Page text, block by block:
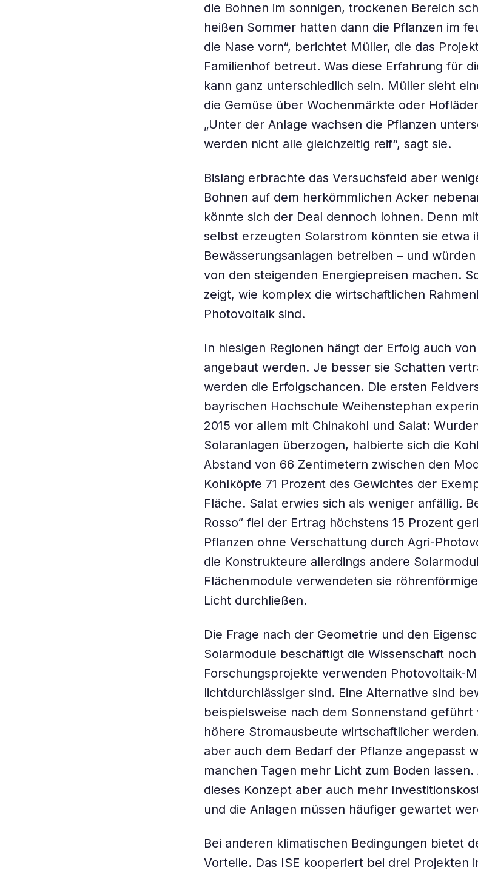
die Bohnen im sonnigen, trockenen Bereich
heißen Sommer hatten dann die Pflanzen im
die Nase vorn“, berichtet Müller, die das
Familienhof betreut. Was diese Erfahrung für
kann ganz unterschiedlich sein. Müller sieht
die Gemüse über Wochenmärkte oder
„Unter der Anlage wachsen die Pflanzen
werden nicht alle gleichzeitig reif“, sagt sie.
Bislang erbrachte das Versuchsfeld aber
Bohnen auf dem herkömmlichen Acker
könnte sich der Deal dennoch lohnen. Denn
selbst erzeugten Solarstrom könnten sie etwa
Bewässerungsanlagen betreiben – und
von den steigenden Energiepreisen machen.
zeigt, wie komplex die wirtschaftlichen
Photovoltaik sind.
In hiesigen Regionen hängt der Erfolg auch
angebaut werden. Je besser sie Schatten
werden die Erfolgschancen. Die ersten
bayrischen Hochschule Weihenstephan
2015 vor allem mit Chinakohl und Salat:
Solaranlagen überzogen, halbierte sich die
Abstand von 66 Zentimetern zwischen den
Kohlköpfe 71 Prozent des Gewichtes der
Fläche. Salat erwies sich als weniger anfällig.
Rosso“ fiel der Ertrag höchstens 15 Prozent
Pflanzen ohne Verschattung durch Agri-
die Konstrukteure allerdings andere
Flächenmodule verwendeten sie
Licht durchließen.
Die Frage nach der Geometrie und den
Solarmodule beschäftigt die Wissenschaft
Forschungsprojekte verwenden Photovoltaik-
lichtdurchlässiger sind. Eine Alternative sind
beispielsweise nach dem Sonnenstand
höhere Stromausbeute wirtschaftlicher
aber auch dem Bedarf der Pflanze angepasst
manchen Tagen mehr Licht zum Boden
dieses Konzept aber auch mehr
und die Anlagen müssen häufiger gewartet
Bei anderen klimatischen Bedingungen bietet
Vorteile. Das ISE kooperiert bei drei Projekten